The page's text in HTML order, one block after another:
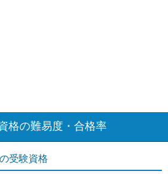
格の難易度・合格率
受験資格